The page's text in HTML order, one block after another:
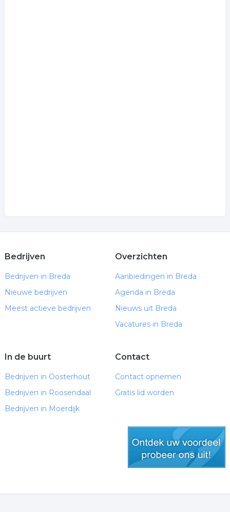
Bedrijven
Bedrijven in Breda
Nieuwe bedrijven
Meest actieve bedrijven
Overzichten
Aanbiedingen in Breda
Agenda in Breda
Nieuws uit Breda
Vacatures in Breda
In de buurt
Bedrijven in Oosterhout
Bedrijven in Roosendaal
Bedrijven in Moerdijk
Contact
Contact opnemen
Gratis lid worden